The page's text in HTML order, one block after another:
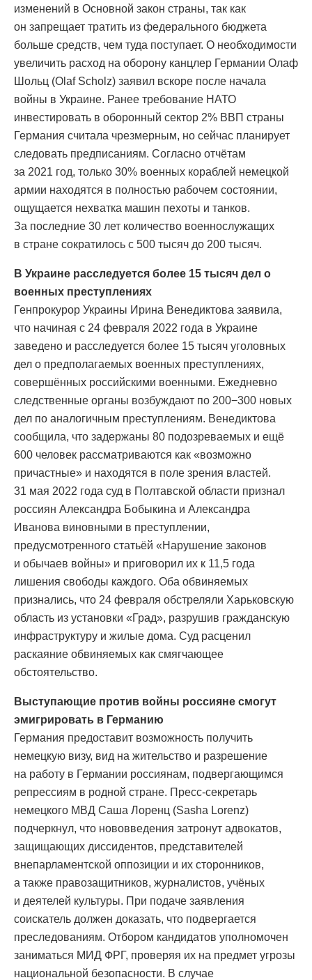
изменений в Основной закон страны, так как
он запрещает тратить из федерального бюджета
больше средств, чем туда поступает. О необходимости
увеличить расход на оборону канцлер Германии Олаф
Шольц (Olaf Scholz) заявил вскоре после начала
войны в Украине. Ранее требование НАТО
инвестировать в оборонный сектор 2% ВВП страны
Германия считала чрезмерным, но сейчас планирует
следовать предписаниям. Согласно отчётам
за 2021 год, только 30% военных кораблей немецкой
армии находятся в полностью рабочем состоянии,
ощущается нехватка машин пехоты и танков.
За последние 30 лет количество военнослужащих
в стране сократилось с 500 тысяч до 200 тысяч.
В Украине расследуется более 15 тысяч дел о
военных преступлениях
Генпрокурор Украины Ирина Венедиктова заявила,
что начиная с 24 февраля 2022 года в Украине
заведено и расследуется более 15 тысяч уголовных
дел о предполагаемых военных преступлениях,
совершённых российскими военными. Ежедневно
следственные органы возбуждают по 200−300 новых
дел по аналогичным преступлениям. Венедиктова
сообщила, что задержаны 80 подозреваемых и ещё
600 человек рассматриваются как «возможно
причастные» и находятся в поле зрения властей.
31 мая 2022 года суд в Полтавской области признал
россиян Александра Бобыкина и Александра
Иванова виновными в преступлении,
предусмотренного статьёй «Нарушение законов
и обычаев войны» и приговорил их к 11,5 года
лишения свободы каждого. Оба обвиняемых
признались, что 24 февраля обстреляли Харьковскую
область из установки «Град», разрушив гражданскую
инфраструктуру и жилые дома. Суд расценил
раскаяние обвиняемых как смягчающее
обстоятельство.
Выступающие против войны россияне смогут
эмигрировать в Германию
Германия предоставит возможность получить
немецкую визу, вид на жительство и разрешение
на работу в Германии россиянам, подвергающимся
репрессиям в родной стране. Пресс-секретарь
немецкого МВД Саша Лоренц (Sasha Lorenz)
подчеркнул, что нововведения затронут адвокатов,
защищающих диссидентов, представителей
внепарламентской оппозиции и их сторонников,
а также правозащитников, журналистов, учёных
и деятелей культуры. При подаче заявления
соискатель должен доказать, что подвергается
преследованиям. Отбором кандидатов уполномочен
заниматься МИД ФРГ, проверяя их на предмет угрозы
национальной безопасности. В случае